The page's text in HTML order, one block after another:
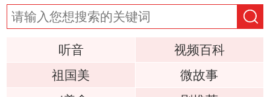
听音
视频百科
祖国美
微故事